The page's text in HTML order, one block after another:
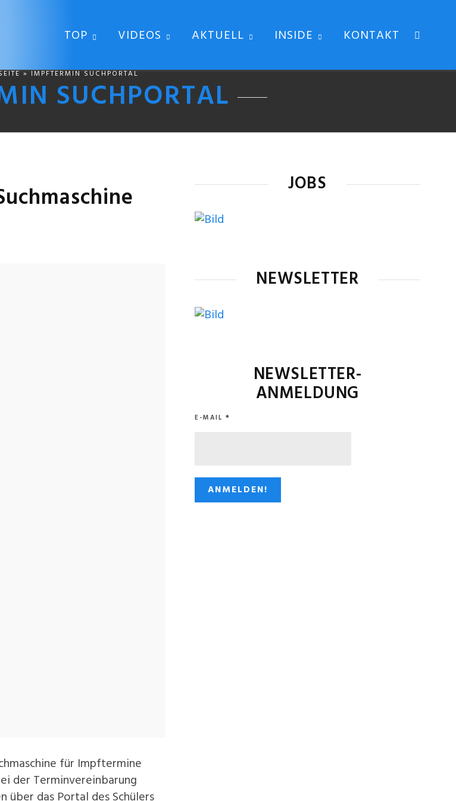
TOP VIDEOS AKTUELL INSIDE KONTAKT
» IMPFTERMIN SUCHPORTAL
SUCHPORTAL
für Impftermine
der Terminvereinbarung
das Portal des Schülers
JOBS
NEWSLETTER
NEWSLETTER-
ANMELDUNG
E-MAIL *